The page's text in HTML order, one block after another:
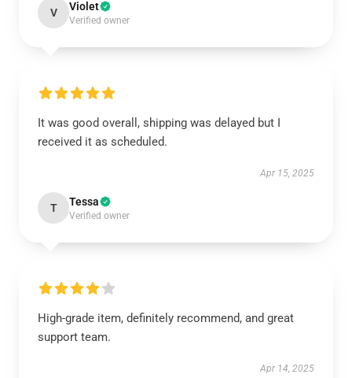
V Violet
Verified owner
It was good overall, shipping was delayed but I
received it as scheduled.
Apr 15, 2025
T Tessa
Verified owner
High-grade item, definitely recommend, and great
support team.
Apr 14, 2025